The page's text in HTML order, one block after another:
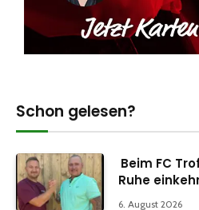
Schon gelesen?
Beim FC
Ruhe
6. August 2026